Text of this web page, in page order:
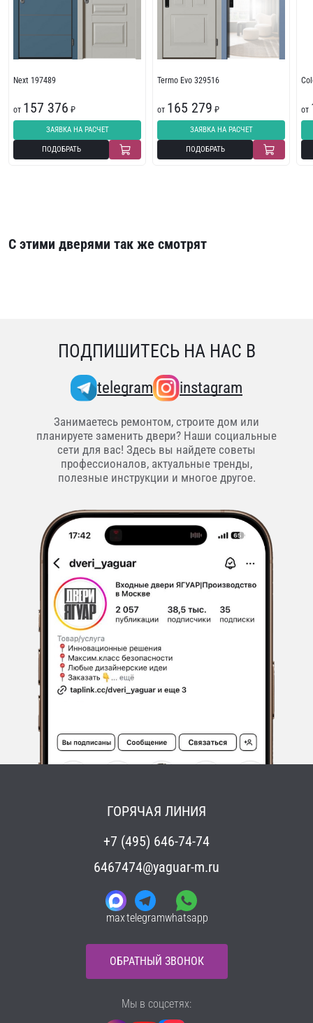
Next 197489
от 157 376 ₽
ЗАЯВКА НА РАСЧЕТ
ПОДОБРАТЬ
Termo Evo 329516
от 165 279 ₽
ЗАЯВКА НА РАСЧЕТ
ПОДОБРАТЬ
от
С этими дверями так же смотрят
ПОДПИШИТЕСЬ НА НАС В
telegram instagram
Занимаетесь ремонтом, строите дом или
планируете заменить двери? Наши социальные
сети для вас! Здесь вы найдете советы
профессионалов, актуальные тренды,
полезные инструкции и многое другое.
ГОРЯЧАЯ ЛИНИЯ
+7 (495) 646-74-74
6467474@yaguar-m.ru
maxtelegramwhatsapp
ОБРАТНЫЙ ЗВОНОК
Мы в соцсетях: